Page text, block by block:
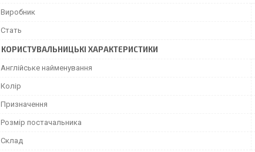
Виробник
Стать
КОРИСТУВАЛЬНИЦЬКІ ХАРАКТЕРИСТИКИ
Англійське найменування
Колір
Призначення
Розмір постачальника
Склад